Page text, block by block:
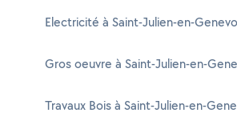
Electricité à Saint-Julien-en-
Gros oeuvre à Saint-Julien-en-
Travaux Bois à Saint-Julien-en-